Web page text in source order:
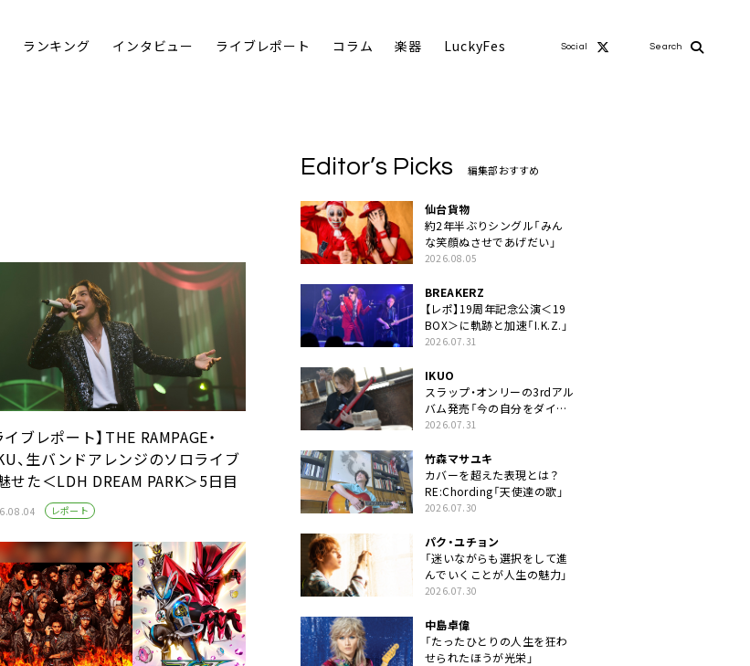
ランキング インタビュー ライブレポート コラム 楽器 LuckyFes Social Search
イブレポート】THE RAMPAGE・
、生バンドアレンジのソロライブ
せた＜LDH DREAM PARK＞5日目
レポート
Editor’s Picks 編集部おすすめ
仙台貨物
約2年半ぶりシングル「みん
な笑顔ぬさせであげだい」
2026.08.05
BREAKERZ
【レポ】19周年記念公演＜19
BOX＞に軌跡と加速「I.K.Z.」
2026.07.31
IKUO
スラップ・オンリーの3rdアル
バム発売「今の自分をダイレ
クトに」
2026.07.31
竹森マサユキ
カバーを超えた表現とは？
RE:Chording「天使達の歌」
2026.07.30
パク・ユチョン
「迷いながらも選択をして進
んでいくことが人生の魅力」
2026.07.30
中島卓偉
「たったひとりの人生を狂わ
せられたほうが光栄」